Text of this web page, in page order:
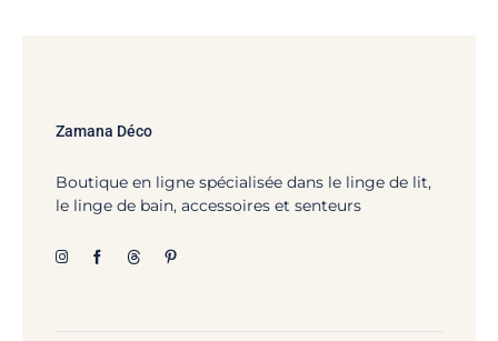
Zamana Déco
Boutique en ligne spécialisée dans le linge de lit,
le linge de bain, accessoires et senteurs